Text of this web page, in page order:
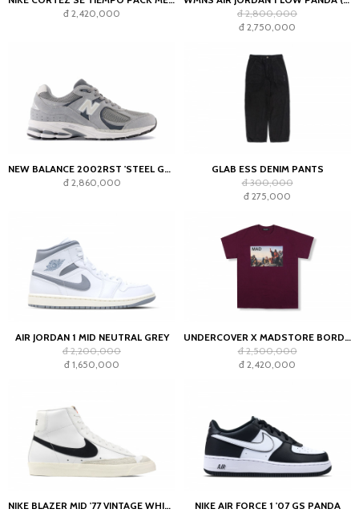
đ 2,420,000
đ 2,800,000
đ 2,750,000
NEW BALANCE 2002RST 'STEEL GREY'
đ 2,860,000
GLAB ESS DENIM PANTS
đ 300,000
đ 275,000
AIR JORDAN 1 MID NEUTRAL GREY
đ 2,200,000
đ 1,650,000
UNDERCOVER X MADSTORE BORDEAUX T-SHIRT
đ 2,500,000
đ 2,420,000
NIKE BLAZER MID '77 VINTAGE WHITE BLACK NIKE AIR FORCE 1 '07 GS PANDA